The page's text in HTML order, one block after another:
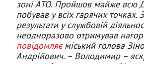
зоні АТО. Пройшов майже всю
побував у всіх гарячих точках.
результати у службовій
неодноразово отримував
повідомляєміський голова
Андрійович. – Володимир –